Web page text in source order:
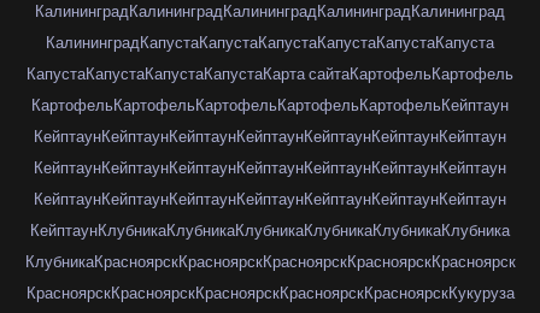
КалининградКалининградКалининградКалининградКалининград
КалининградКапустаКапустаКапустаКапустаКапустаКапуста
КапустаКапустаКапустаКапустаКарта сайтаКартофельКартофель
КартофельКартофельКартофельКартофельКартофельКейптаун
КейптаунКейптаунКейптаунКейптаунКейптаунКейптаунКейптаун
КейптаунКейптаунКейптаунКейптаунКейптаунКейптаунКейптаун
КейптаунКейптаунКейптаунКейптаунКейптаунКейптаунКейптаун
КейптаунКлубникаКлубникаКлубникаКлубникаКлубникаКлубника
КлубникаКрасноярскКрасноярскКрасноярскКрасноярскКрасноярск
КрасноярскКрасноярскКрасноярскКрасноярскКрасноярскКукуруза